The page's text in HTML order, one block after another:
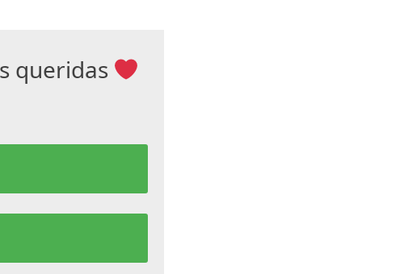
queridas